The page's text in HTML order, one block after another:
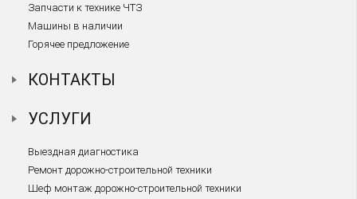
Запчасти к технике ЧТЗ
Машины в наличии
Горячее предложение
КОНТАКТЫ
УСЛУГИ
Выездная диагностика
Ремонт дорожно-строительной техники
Шеф монтаж дорожно-строительной техники